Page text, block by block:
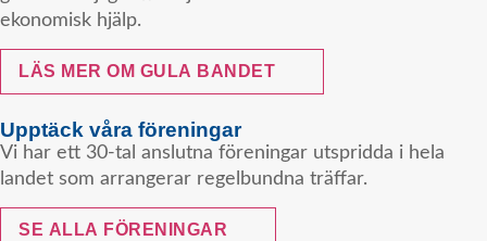
ekonomisk hjälp.
LÄS MER OM GULA BANDET
Upptäck våra föreningar
Vi har ett 30-tal anslutna föreningar utspridda i hela
landet som arrangerar regelbundna träffar.
SE ALLA FÖRENINGAR